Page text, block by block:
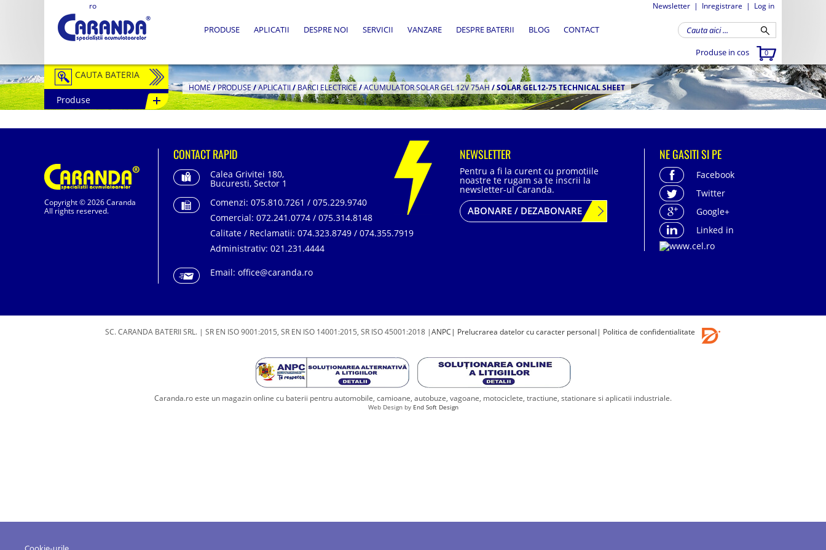
ro Newsletter | Inregistrare | Log in
Produse in cos 0
PRODUSE APLICATII DESPRE NOI SERVICII VANZARE DESPRE BATERII BLOG CONTACT
CAUTA BATERIA
Auto / Moto
Tractiune
Stationare
Redresoare
Produse
HOME/PRODUSE /APLICATII/BARCI ELECTRICE/ACUMULATOR SOLAR GEL 12V 75AH/SOLAR GEL12-75 TECHNICAL SHEET
Copyright © 2026 Caranda
All rights reserved.
CONTACT RAPID
Calea Grivitei 180,
Bucuresti, Sector 1
Comenzi: 075.810.7261 / 075.229.9740
Comercial: 072.241.0774 / 075.314.8148
Calitate / Reclamatii: 074.323.8749 / 074.355.7919
Administrativ: 021.231.4444
Email: office@caranda.ro
NEWSLETTER
Pentru a fi la curent cu promotiile
noastre te rugam sa te inscrii la
newsletter-ul Caranda.
ABONARE / DEZABONARE
NE GASITI SI PE
Facebook
Twitter
Google+
Linked in
SC. CARANDA BATERII SRL. | SR EN ISO 9001:2015, SR EN ISO 14001:2015, SR ISO 45001:2018 |ANPC | Prelucrarea datelor cu caracter personal | Politica de confidentialitate
Caranda.ro este un magazin online cu baterii pentru automobile, camioane, autobuze, vagoane, motociclete, tractiune, stationare si aplicatii industriale.
Web Design by End Soft Design